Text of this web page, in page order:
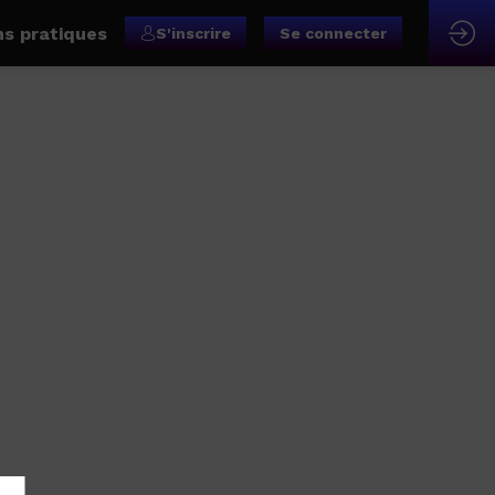
pratiques S'inscrire Se connecter